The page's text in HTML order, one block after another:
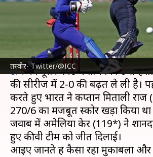
तस्वीर- Twitter/@ICC
Neeraj Pandey Feb 15, 2022 10:27 am
न्यूजीलैंड महिला क्रिकेट टीम ने
टीमको दूसरे वनडे में तीन विकेट से
की सीरीज में 2-0 की बढ़त ले ली है।
करते हुए भारत ने कप्तान मिताली
270/6 का मजबूत स्कोर खड़ा किया
जवाब में अमेलिया केर (119*) ने
हुए कीवी टीम को जीत दिलाई।
आइए जानते हैं कैसा रहा मुकाबला